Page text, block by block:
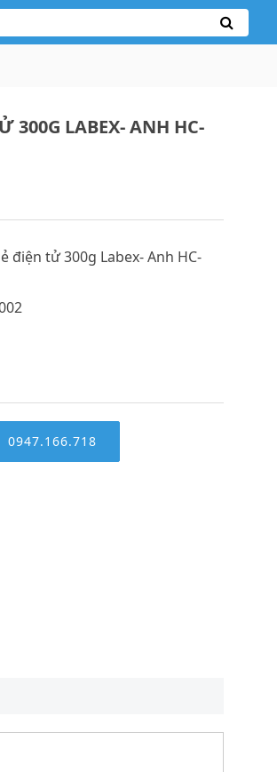
300G LABEX- ANH HC-
điện tử 300g Labex- Anh HC-
0947.166.718